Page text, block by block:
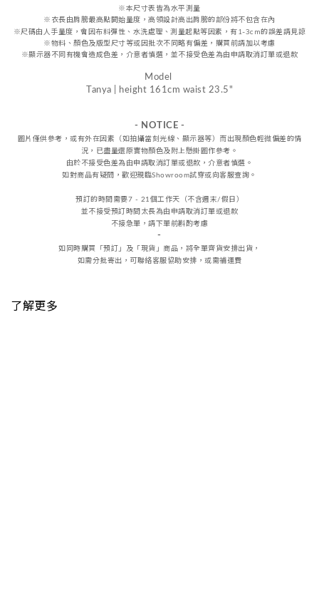
※本尺寸表皆為水平測量
※ 衣長由肩 膀最高點開始量度，高領設計高出肩膀的部份將不包含在內
※尺碼由人手量度，會因布料彈性、水洗處理、測量起點等因素， 有1-3cm的誤差請見諒
※物料、顏色及版型尺寸等或因批次不同略有偏差，購買前請加以考慮
※顯示器不同有機會造成色差，介意者慎選， 並不接受色差為由申請取消訂單或退款
Model
Tanya | height 161cm waist 23.5"
- NOTICE -
圖片僅供參考，或 有外在因素（如拍攝當刻光線、 顯示器等 ）而出現顏色輕微偏差的情
況， 已盡量還原實物顏色及附上懸掛圖作參考。
由於不接受色差為由申請取消訂單或退款，介意者慎選。
如對商品有疑問，歡迎親臨Showroom試穿或向客服查詢。
預訂的時間需要7 - 21個工作天（不含週末/假日）
並不接受預訂時間太長為由申請取消訂單或退款
不接急單，請下單前斟酌考慮
-
如同時購買「預訂」及「現貨」商品，將全單齊貨安排出貨，
如需分批寄出，可聯絡客服協助安排，或需補運費
了解更多